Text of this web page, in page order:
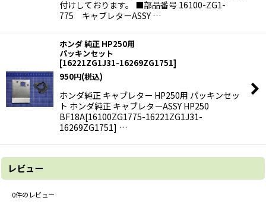
付けしております。 ■部品番号 16100-ZG1-
775 キャブレターASSY …
ホンダ 純正 HP250用
パッキンセット
[16221ZG1J31-16269ZG1751]
950円(税込)
ホンダ純正 キャブレター HP250用 パッキンセッ
ト ホンダ純正 キャブレターASSY HP250
BF18A[16100ZG1775-16221ZG1J31-
16269ZG1751] …
レビュー
0件のレビュー